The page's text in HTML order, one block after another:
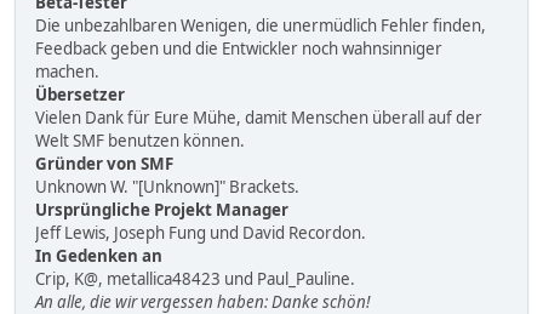
Die unbezahlbaren Wenigen, die unermüdlich Fehler finden,
Feedback geben und die Entwickler noch wahnsinniger
machen.
Übersetzer
Vielen Dank für Eure Mühe, damit Menschen überall auf der
Welt SMF benutzen können.
Gründer von SMF
Unknown W. "[Unknown]" Brackets.
Ursprüngliche Projekt Manager
Jeff Lewis, Joseph Fung und David Recordon.
In Gedenken an
Crip, K@, metallica48423 und Paul_Pauline.
An alle, die wir vergessen haben: Danke schön!